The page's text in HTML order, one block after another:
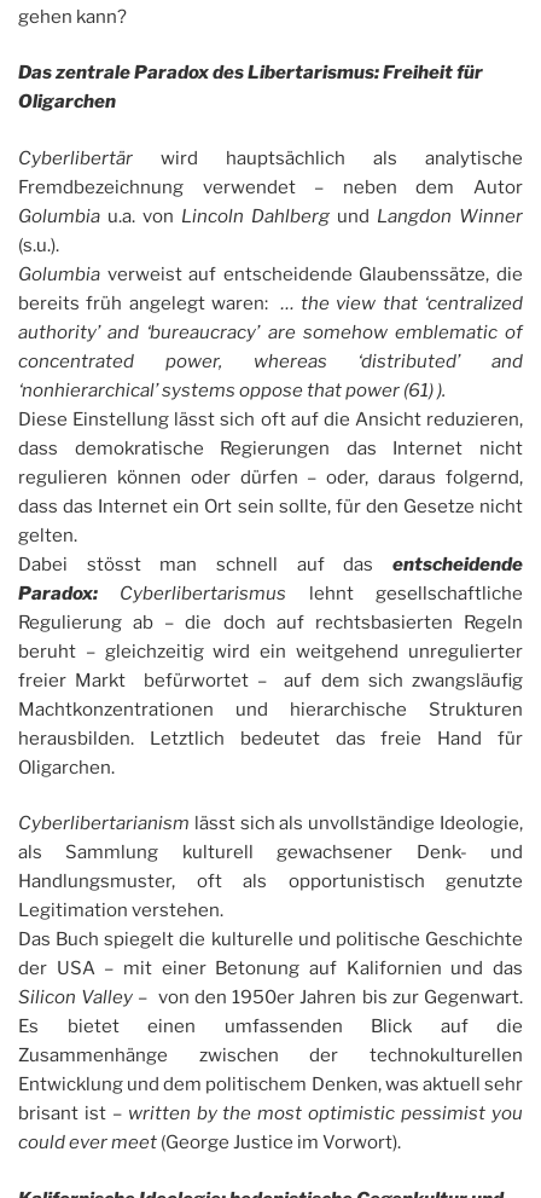
gehen kann?
Das zentrale Paradox des Libertarismus: Freiheit für
Oligarchen
Cyberlibertär wird hauptsächlich als analytische
Fremdbezeichnung verwendet – neben dem Autor
Golumbia u.a. von Lincoln Dahlberg und Langdon Winner
(s.u.).
Golumbia verweist auf entscheidende Glaubenssätze, die
bereits früh angelegt waren:
… the view that ‘centralized
authority’ and ‘bureaucracy’ are somehow emblematic of
concentrated power, whereas ‘distributed’ and
‘nonhierarchical’ systems oppose that power (61) ).
Diese Einstellung lässt sich oft auf die Ansicht reduzieren,
dass demokratische Regierungen das Internet nicht
regulieren können oder dürfen – oder, daraus folgernd,
dass das Internet ein Ort sein sollte, für den Gesetze nicht
gelten.
Dabei stösst man schnell auf das entscheidende
Paradox:
Cyberlibertarismus lehnt gesellschaftliche
Regulierung ab – die doch auf rechtsbasierten Regeln
beruht – gleichzeitig wird ein weitgehend unregulierter
freier Markt befürwortet – auf dem sich zwangsläufig
Machtkonzentrationen und hierarchische Strukturen
herausbilden. Letztlich bedeutet das freie Hand für
Oligarchen.
Cyberlibertarianism lässt sich als unvollständige Ideologie,
als Sammlung kulturell gewachsener Denk- und
Handlungsmuster, oft als opportunistisch genutzte
Legitimation verstehen.
Das Buch spiegelt die kulturelle und politische Geschichte
der USA – mit einer Betonung auf Kalifornien und das
Silicon Valley – von den 1950er Jahren bis zur Gegenwart.
Es bietet einen umfassenden Blick auf die
Zusammenhänge zwischen der technokulturellen
Entwicklung und dem politischem Denken, was aktuell sehr
brisant ist – written by the most optimistic pessimist you
could ever meet (George Justice im Vorwort).